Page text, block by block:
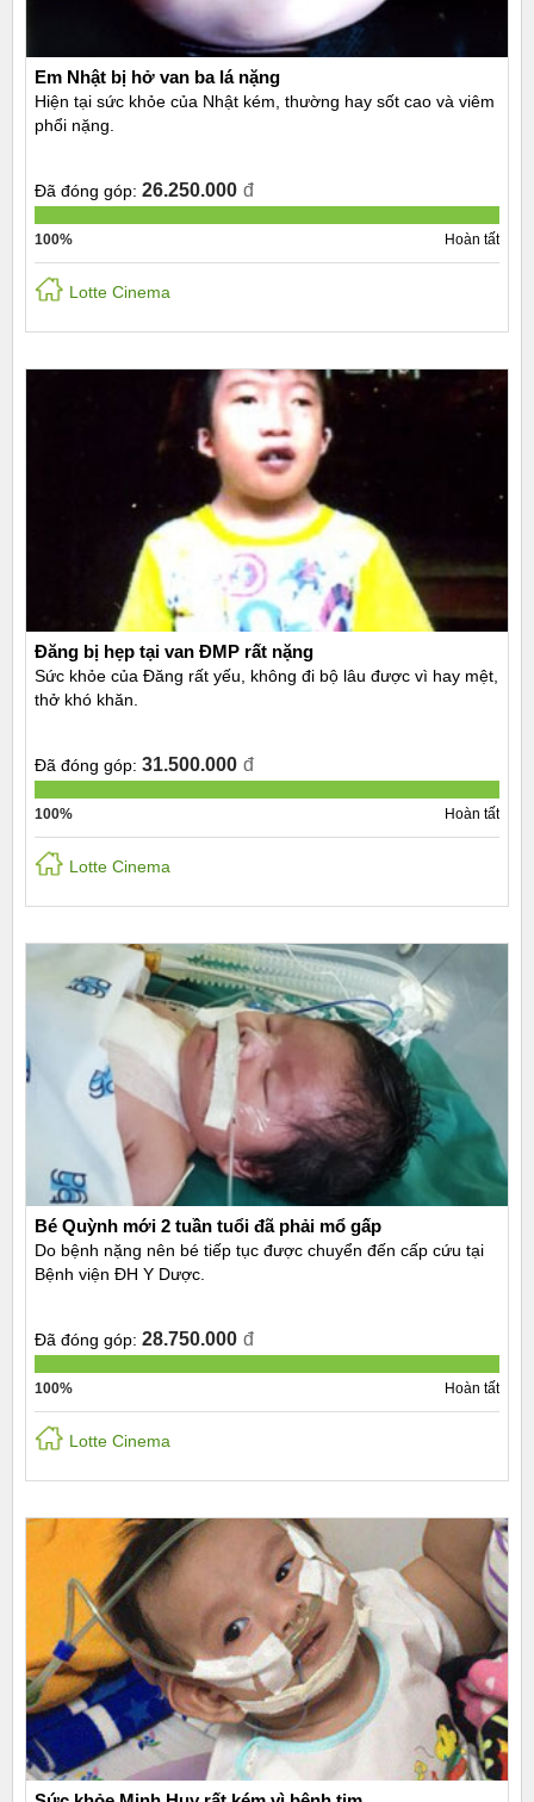
Em Nhật bị hở van ba lá nặng
Hiện tại sức khỏe của Nhật kém, thường hay sốt cao và viêm
phổi nặng.
Đã đóng góp: 26.250.000 đ
100% Hoàn tất
Lotte Cinema
Đăng bị hẹp tại van ĐMP rất nặng
Sức khỏe của Đăng rất yếu, không đi bộ lâu được vì hay mệt,
thở khó khăn.
Đã đóng góp: 31.500.000 đ
100% Hoàn tất
Lotte Cinema
Bé Quỳnh mới 2 tuần tuổi đã phải mổ gấp
Do bệnh nặng nên bé tiếp tục được chuyển đến cấp cứu tại
Bệnh viện ĐH Y Dược.
Đã đóng góp: 28.750.000 đ
100% Hoàn tất
Lotte Cinema